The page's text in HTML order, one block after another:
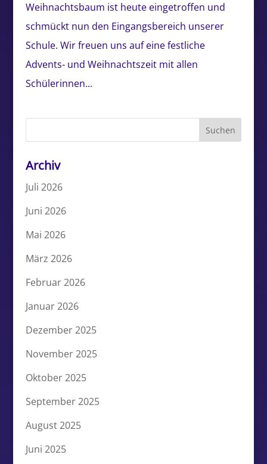
Weihnachtsbaum ist heute eingetroffen und
schmückt nun den Eingangsbereich unserer
Schule. Wir freuen uns auf eine festliche
Advents- und Weihnachtszeit mit allen
Schülerinnen...
Archiv
Juli 2026
Juni 2026
Mai 2026
März 2026
Februar 2026
Januar 2026
Dezember 2025
November 2025
Oktober 2025
September 2025
August 2025
Juni 2025